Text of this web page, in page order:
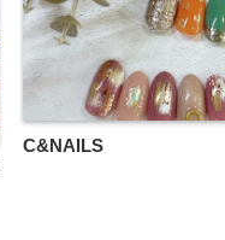
C&NAILS